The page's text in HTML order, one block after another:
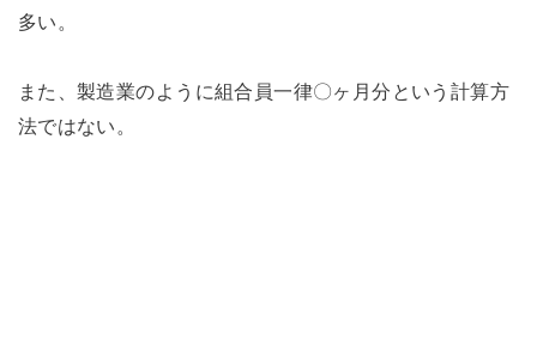
多い。
また、製造業のように組合員一律〇ヶ月分という計算方
法ではない。